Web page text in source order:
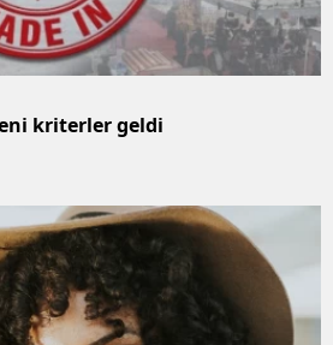
kriterler geldi